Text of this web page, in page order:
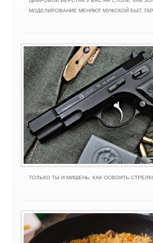
МОДЕЛИРОВАНИЕ МЕНЯЮТ МУЖСКОЙ БЫТ,
ТОЛЬКО ТЫ И МИШЕНЬ: КАК ОСВОИТЬ